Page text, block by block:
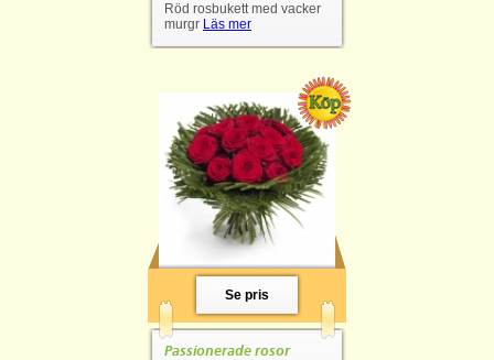
Röd rosbukett med vacker
murgr Läs mer
Se pris
Passionerade rosor